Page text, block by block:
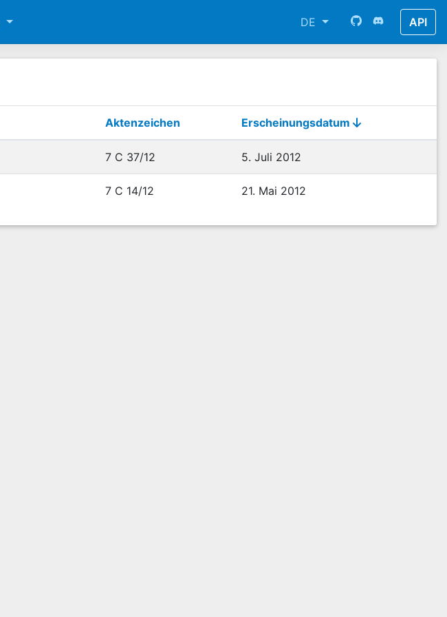
DE API
Aktenzeichen Erscheinungsdatum
7 C 37/12 5. Juli 2012
7 C 14/12 21. Mai 2012